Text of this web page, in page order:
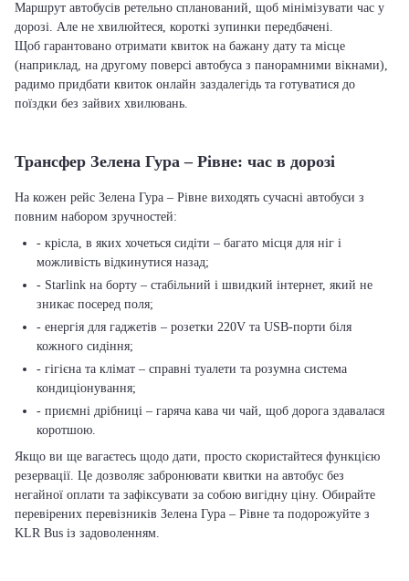
Маршрут автобусів ретельно спланований, щоб мінімізувати час у
дорозі. Але не хвилюйтеся, короткі зупинки передбачені.
Щоб гарантовано отримати квиток на бажану дату та місце
(наприклад, на другому поверсі автобуса з панорамними вікнами),
радимо придбати квиток онлайн заздалегідь та готуватися до
поїздки без зайвих хвилювань.
Трансфер Зелена Гура – Рівне: час в дорозі
На кожен рейс Зелена Гура – Рівне виходять сучасні автобуси з
повним набором зручностей:
- крісла, в яких хочеться сидіти – багато місця для ніг і
можливість відкинутися назад;
- Starlink на борту – стабільний і швидкий інтернет, який не
зникає посеред поля;
- енергія для гаджетів – розетки 220V та USB-порти біля
кожного сидіння;
- гігієна та клімат – справні туалети та розумна система
кондиціонування;
- приємні дрібниці – гаряча кава чи чай, щоб дорога здавалася
коротшою.
Якщо ви ще вагаєтесь щодо дати, просто скористайтеся функцією
резервації. Це дозволяє забронювати квитки на автобус без
негайної оплати та зафіксувати за собою вигідну ціну. Обирайте
перевірених перевізників Зелена Гура – Рівне та подорожуйте з
KLR Bus із задоволенням.